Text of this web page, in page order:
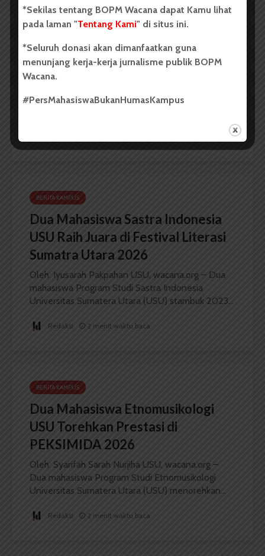
BERITA KAMPUS
BPDP Sosialisasikan Lomba Riset
Mahasiswa 2026, Dorong Inovasi
Penelitian dalam Sektor
Perkebunan
Oleh : Putri Salwa Assyifa USU, wacana.org –...
BERITA KAMPUS
Dua Mahasiswa Sastra Indonesia
USU Raih Juara di Festival Literasi
Sumatra Utara 2026
Oleh: Iyusarah Pakpahan USU, wacana.org – Dua
mahasiswa Program Studi Sastra Indonesia
Universitas Sumatera Utara (USU) stambuk 2023...
Redaksi 2 menit waktu baca
BERITA KAMPUS
Dua Mahasiswa Etnomusikologi
USU Torehkan Prestasi di
PEKSIMIDA 2026
Oleh: Syarifah Sarah Nurjiha USU, wacana.org –
Dua mahasiswa Program Studi Etnomusikologi
Universitas Sumatera Utara (USU) menorehkan...
Redaksi 2 menit waktu baca
*Sekilas tentang BOPM Wacana dapat Kamu lihat
pada laman "Tentang Kami" di situs ini.
*Seluruh donasi akan dimanfaatkan guna
menunjang kerja-kerja jurnalisme publik BOPM
Wacana.
#PersMahasiswaBukanHumasKampus